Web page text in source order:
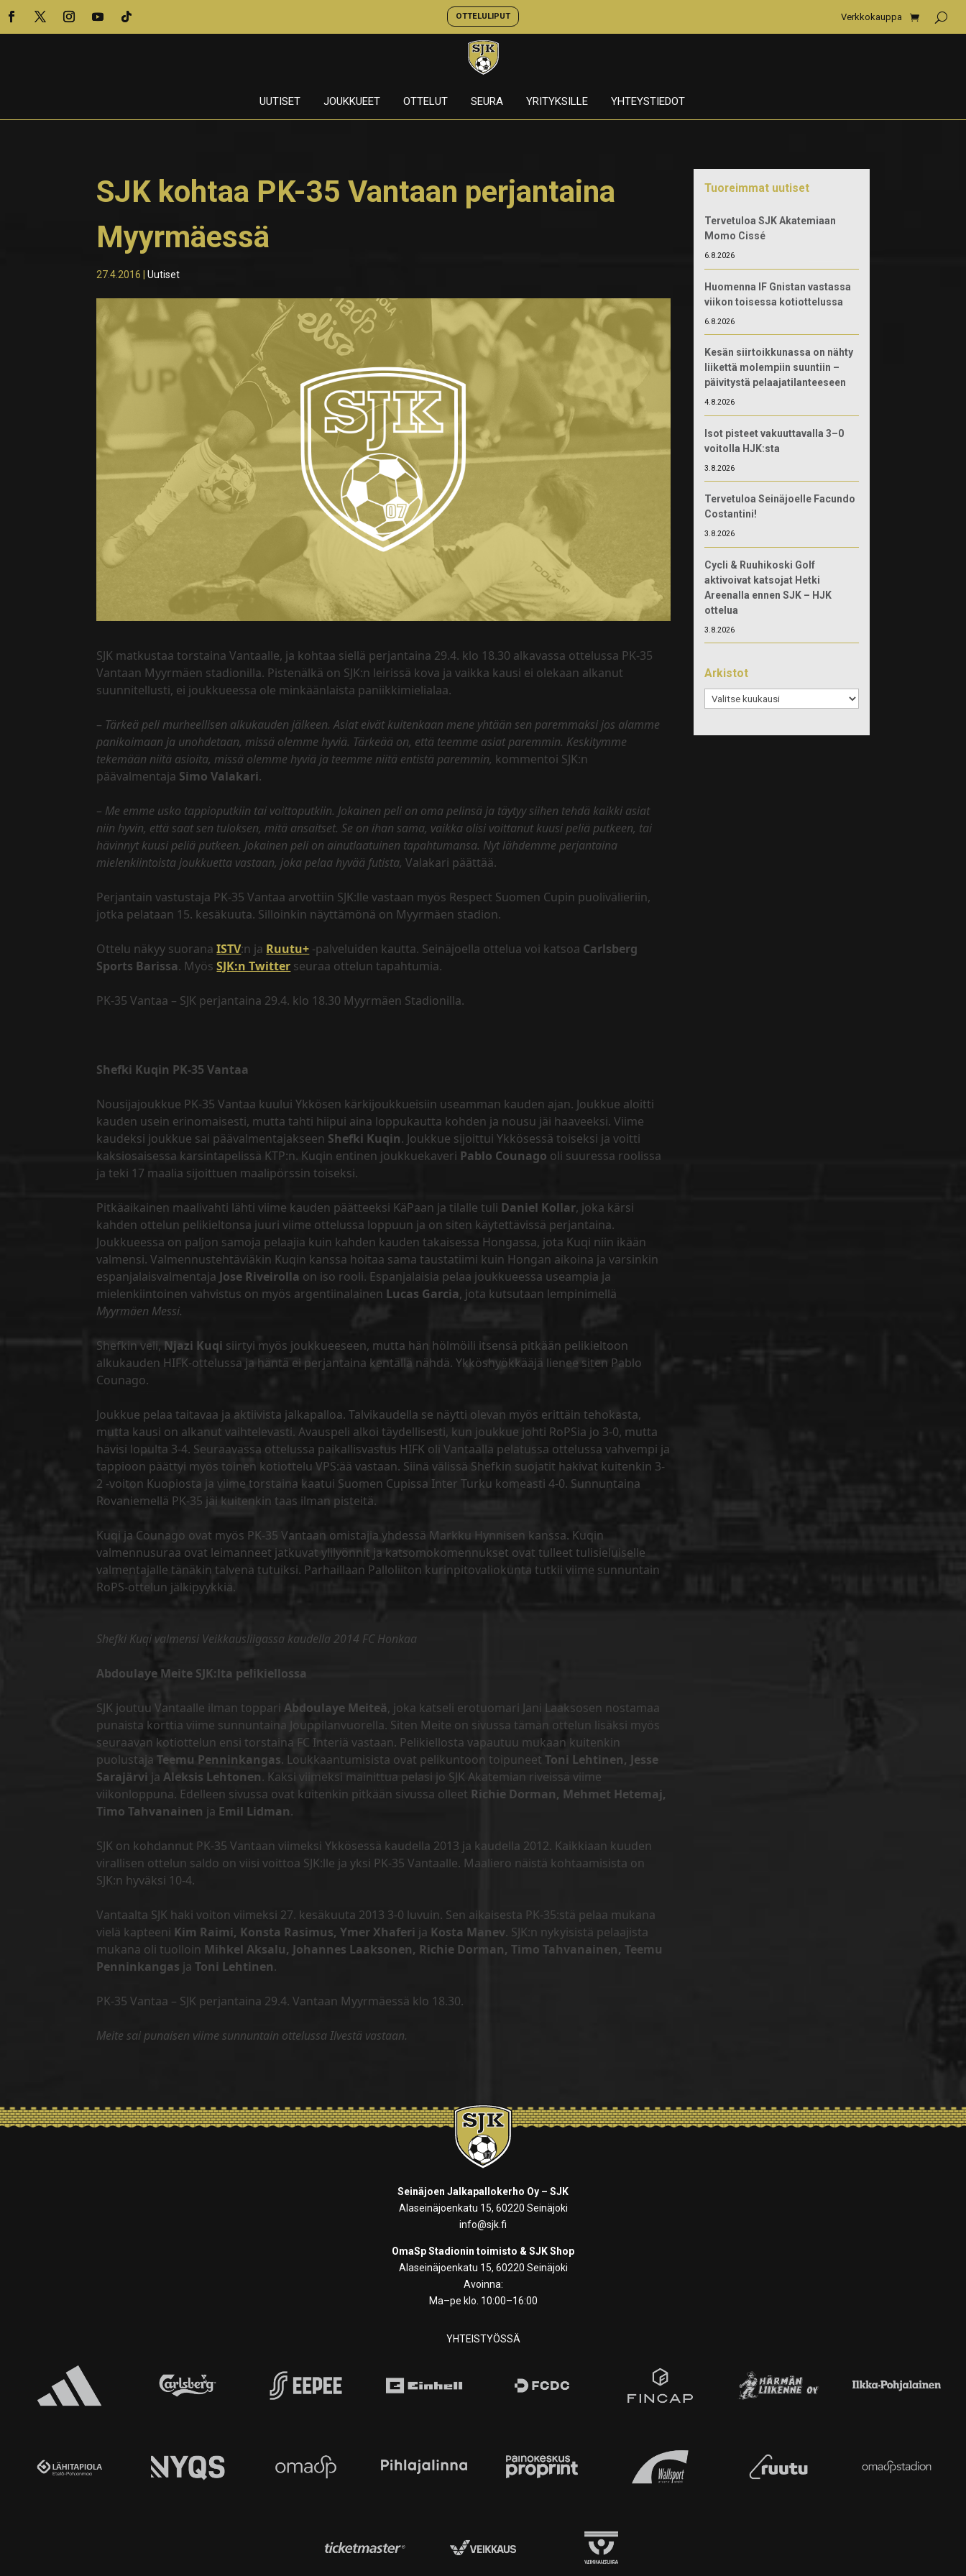
OTTELULIPUT Verkkokauppa
UUTISET JOUKKUEET OTTELUT SEURA YRITYKSILLE YHTEYSTIEDOT
SJK kohtaa PK-35 Vantaan perjantaina
Myyrmäessä
27.4.2016 |Uutiset
SJK matkustaa torstaina Vantaalle, ja kohtaa siellä perjantaina 29.4. klo 18.30 alkavassa ottelussa PK-35
Vantaan Myyrmäen stadionilla. Pistenälkä on SJK:n leirissä kova ja vaikka kausi ei olekaan alkanut
suunnitellusti, ei joukkueessa ole minkäänlaista paniikkimielialaa.
– Tärkeä peli murheellisen alkukauden jälkeen. Asiat eivät kuitenkaan mene yhtään sen paremmaksi jos alamme
panikoimaan ja unohdetaan, missä olemme hyviä. Tärkeää on, että teemme asiat paremmin. Keskitymme
tekemään niitä asioita, missä olemme hyviä ja teemme niitä entistä paremmin, kommentoi SJK:n
päävalmentaja Simo Valakari.
– Me emme usko tappioputkiin tai voittoputkiin. Jokainen peli on oma pelinsä ja täytyy siihen tehdä kaikki asiat
niin hyvin, että saat sen tuloksen, mitä ansaitset. Se on ihan sama, vaikka olisi voittanut kuusi peliä putkeen, tai
hävinnyt kuusi peliä putkeen. Jokainen peli on ainutlaatuinen tapahtumansa. Nyt lähdemme perjantaina
mielenkiintoista joukkuetta vastaan, joka pelaa hyvää futista, Valakari päättää.
Perjantain vastustaja PK-35 Vantaa arvottiin SJK:lle vastaan myös Respect Suomen Cupin puolivälieriin,
jotka pelataan 15. kesäkuuta. Silloinkin näyttämönä on Myyrmäen stadion.
Ottelu näkyy suoranaISTV:n ja Ruutu+ -palveluiden kautta. Seinäjoella ottelua voi katsoa Carlsberg
Sports Barissa. MyösSJK:n Twitter seuraa ottelun tapahtumia.
PK-35 Vantaa – SJK perjantaina 29.4. klo 18.30 Myyrmäen Stadionilla.
Shefki Kuqin PK-35 Vantaa
Nousijajoukkue PK-35 Vantaa kuului Ykkösen kärkijoukkueisiin useamman kauden ajan. Joukkue aloitti
kauden usein erinomaisesti, mutta tahti hiipui aina loppukautta kohden ja nousu jäi haaveeksi. Viime
kaudeksi joukkue sai päävalmentajakseen Shefki Kuqin. Joukkue sijoittui Ykkösessä toiseksi ja voitti
kaksiosaisessa karsintapelissä KTP:n. Kuqin entinen joukkuekaveri Pablo Counago oli suuressa roolissa
ja teki 17 maalia sijoittuen maalipörssin toiseksi.
Pitkäaikainen maalivahti lähti viime kauden päätteeksi KäPaan ja tilalle tuli Daniel Kollar, joka kärsi
kahden ottelun pelikieltonsa juuri viime ottelussa loppuun ja on siten käytettävissä perjantaina.
Joukkueessa on paljon samoja pelaajia kuin kahden kauden takaisessa Hongassa, jota Kuqi niin ikään
valmensi. Valmennustehtäviäkin Kuqin kanssa hoitaa sama taustatiimi kuin Hongan aikoina ja varsinkin
espanjalaisvalmentaja Jose Riveirolla on iso rooli. Espanjalaisia pelaa joukkueessa useampia ja
mielenkiintoinen vahvistus on myös argentiinalainen Lucas Garcia, jota kutsutaan lempinimellä
Myyrmäen Messi.
Shefkin veli, Njazi Kuqi siirtyi myös joukkueeseen, mutta hän hölmöili itsensä pitkään pelikieltoon
alkukauden HIFK-ottelussa ja häntä ei perjantaina kentällä nähdä. Ykköshyökkääjä lienee siten Pablo
Counago.
Joukkue pelaa taitavaa ja aktiivista jalkapalloa. Talvikaudella se näytti olevan myös erittäin tehokasta,
mutta kausi on alkanut vaihtelevasti. Avauspeli alkoi täydellisesti, kun joukkue johti RoPSia jo 3-0, mutta
hävisi lopulta 3-4. Seuraavassa ottelussa paikallisvastus HIFK oli Vantaalla pelatussa ottelussa vahvempi ja
tappioon päättyi myös toinen kotiottelu VPS:ää vastaan. Siinä välissä Shefkin suojatit hakivat kuitenkin 3-
2 -voiton Kuopiosta ja viime torstaina kaatui Suomen Cupissa Inter Turku komeasti 4-0. Sunnuntaina
Rovaniemellä PK-35 jäi kuitenkin taas ilman pisteitä.
Kuqi ja Counago ovat myös PK-35 Vantaan omistajia yhdessä Markku Hynnisen kanssa. Kuqin
valmennusuraa ovat leimanneet jatkuvat ylilyönnit ja katsomokomennukset ovat tulleet tulisieluiselle
valmentajalle tänäkin talvena tutuiksi. Parhaillaan Palloliiton kurinpitovaliokunta tutkii viime sunnuntain
RoPS-ottelun jälkipyykkiä.
Shefki Kuqi valmensi Veikkausliigassa kaudella 2014 FC Honkaa
Abdoulaye Meite SJK:lta pelikiellossa
SJK joutuu Vantaalle ilman toppariAbdoulaye Meiteä, joka katseli erotuomari Jani Laaksosen nostamaa
punaista korttia viime sunnuntaina Jouppilanvuorella. Siten Meite on sivussa tämän ottelun lisäksi myös
seuraavan kotiottelun ensi torstaina FC Interiä vastaan. Pelikiellosta vapautuu mukaan kuitenkin
puolustajaTeemu Penninkangas. Loukkaantumisista ovat pelikuntoon toipuneetToni Lehtinen, Jesse
Sarajärvi jaAleksis Lehtonen. Kaksi viimeksi mainittua pelasi jo SJK Akatemian riveissä viime
viikonloppuna. Edelleen sivussa ovat kuitenkin pitkään sivussa olleet Richie Dorman, Mehmet Hetemaj,
Timo Tahvanainen ja Emil Lidman.
SJK on kohdannut PK-35 Vantaan viimeksi Ykkösessä kaudella 2013 ja kaudella 2012. Kaikkiaan kuuden
virallisen ottelun saldo on viisi voittoa SJK:lle ja yksi PK-35 Vantaalle. Maaliero näistä kohtaamisista on
SJK:n hyväksi 10-4.
Vantaalta SJK haki voiton viimeksi 27. kesäkuuta 2013 3-0 luvuin. Sen aikaisesta PK-35:stä pelaa mukana
vielä kapteeni Kim Raimi, Konsta Rasimus, Ymer Xhaferi ja Kosta Manev. SJK:n nykyisistä pelaajista
mukana oli tuolloin Mihkel Aksalu, Johannes Laaksonen, Richie Dorman, Timo Tahvanainen, Teemu
Penninkangas jaToni Lehtinen.
PK-35 Vantaa – SJK perjantaina 29.4. Vantaan Myyrmäessä klo 18.30.
Meite sai punaisen viime sunnuntain ottelussa Ilvestä vastaan.
Tuoreimmat uutiset
Tervetuloa SJK Akatemiaan
Momo Cissé
6.8.2026
Huomenna IF Gnistan vastassa
viikon toisessa kotiottelussa
6.8.2026
Kesän siirtoikkunassa on nähty
liikettä molempiin suuntiin –
päivitystä pelaajatilanteeseen
4.8.2026
Isot pisteet vakuuttavalla 3–0
voitolla HJK:sta
3.8.2026
Tervetuloa Seinäjoelle Facundo
Costantini!
3.8.2026
Cycli & Ruuhikoski Golf
aktivoivat katsojat Hetki
Areenalla ennen SJK – HJK
ottelua
3.8.2026
Arkistot
Arkistot
Seinäjoen Jalkapallokerho Oy – SJK
Alaseinäjoenkatu 15, 60220 Seinäjoki
info@sjk.fi
OmaSp Stadionin toimisto & SJK Shop
Alaseinäjoenkatu 15, 60220 Seinäjoki
Avoinna:
Ma–pe klo. 10:00–16:00
YHTEISTYÖSSÄ